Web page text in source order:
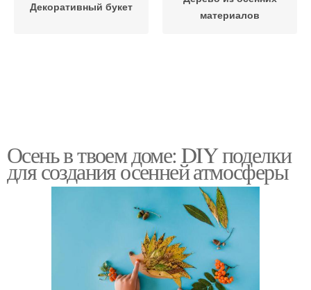
Декоративный букет
материалов
Осень в твоем доме: DIY поделки
для создания осенней атмосферы